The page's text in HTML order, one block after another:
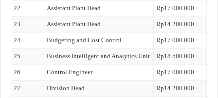
22 Assistant Plant Head Rp17.000.000
23 Assistant Plant Head Rp14.200.000
24 Budgeting and Cost Control Rp17.000.000
25 Business Intelligent and Analytics Unit Rp18.500.000
26 Control Engineer Rp17.000.000
27 Division Head Rp14.200.000